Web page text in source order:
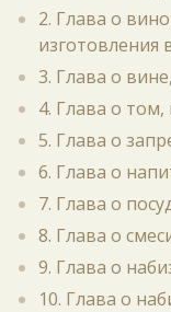
2. Глава о
изготовления
3. Глава о
4. Глава о
5. Глава о
6. Глава о
7. Глава о
8. Глава о
9. Глава о
10. Глава о